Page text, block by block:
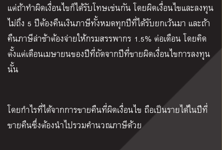
แต่ถ้าทำผิดเงื่อนไขก็ได้รับโทษเช่นกัน โดยผิดเงื่อนไขและลงทุน
ไม่ถึง 5 ปีต้องคืนเงินภาษีทั้งหมดทุกปีที่ได้รับยกเว้นมา และถ้า
คืนภาษีล่าช้าต้องจ่ายให้กรมสรรพากร 1.5% ต่อเดือน โดยคิด
ตั้งแต่เดือนเมษายนของปีที่ถัดจากปีที่ขายผิดเงื่อนไขการลงทุน
นั้น
โดยกำไรที่ได้จากการขายคืนที่ผิดเงื่อนไข ถือเป็นรายได้ในปีที่
ขายคืนซึ่งต้องนำไปรวมคำนวณภาษีด้วย